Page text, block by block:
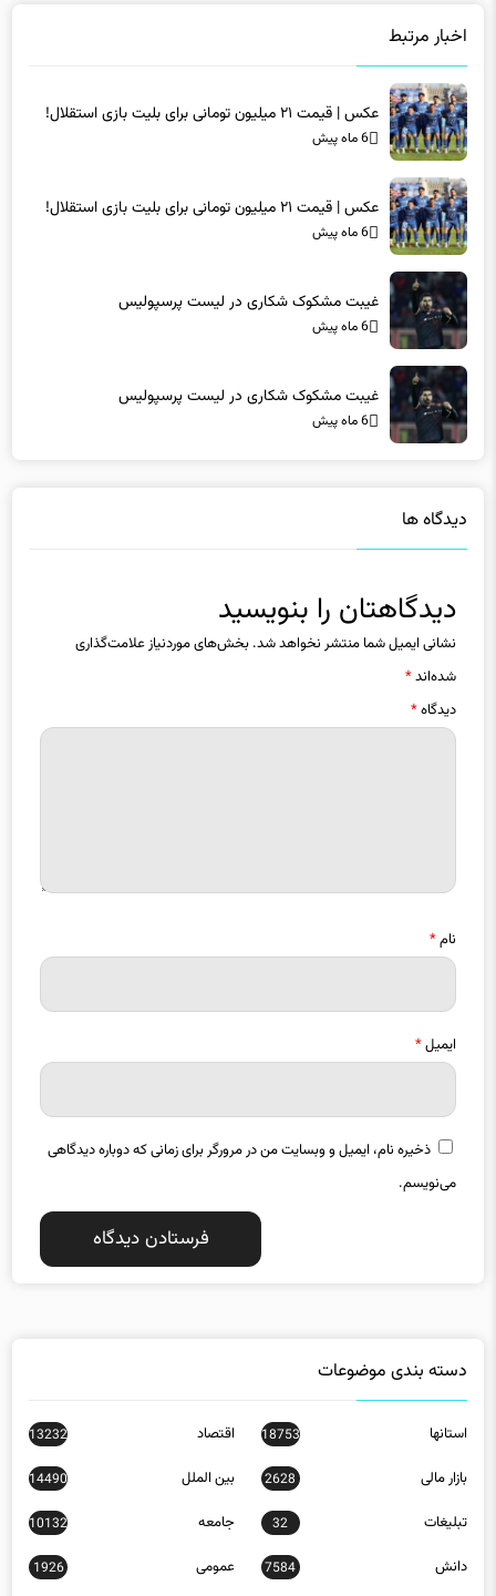
اخبار مرتبط
عکس | قیمت ۲۱ میلیون تومانی برای بلیت بازی استقلال!
6 ماه پیش
عکس | قیمت ۲۱ میلیون تومانی برای بلیت بازی استقلال!
6 ماه پیش
غیبت مشکوک شکاری در لیست پرسپولیس
6 ماه پیش
غیبت مشکوک شکاری در لیست پرسپولیس
6 ماه پیش
دیدگاه ها
دیدگاهتان را بنویسید
نشانی ایمیل شما منتشر نخواهد شد. بخش‌های موردنیاز علامت‌گذاری
شده‌اند*
دیدگاه*
نام*
ایمیل*
ذخیره نام، ایمیل و وبسایت من در مرورگر برای زمانی که دوباره دیدگاهی
می‌نویسم.
دسته بندی موضوعات
استانها 18753 اقتصاد 13232
بازار مالی 2628 بین الملل 14490
تبلیغات 32 جامعه 10132
دانش 7584 عمومی 1926